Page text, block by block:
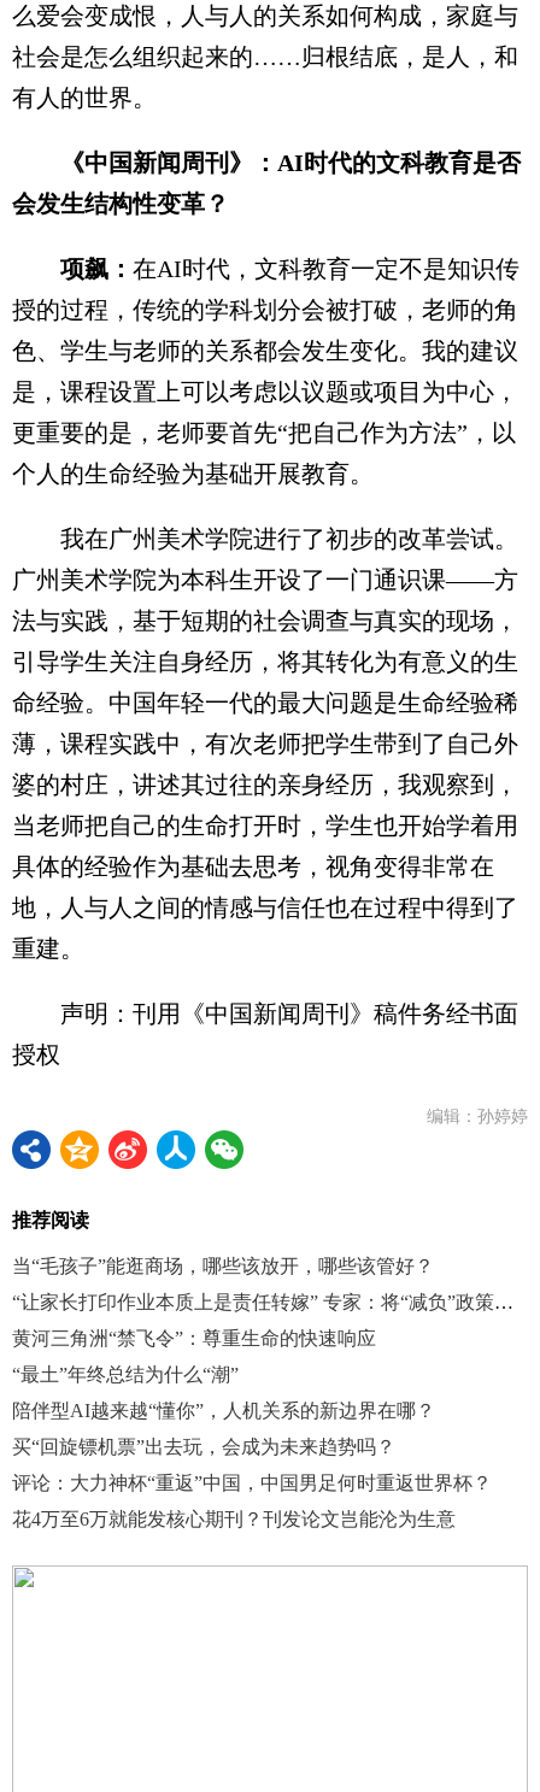
么爱会变成恨，人与人的关系如何构成，家庭与
社会是怎么组织起来的……归根结底，是人，和
有人的世界。
《中国新闻周刊》：AI时代的文科教育是否
会发生结构性变革？
项飙： 在AI时代，文科教育一定不是知识传
授的过程，传统的学科划分会被打破，老师的角
色、学生与老师的关系都会发生变化。我的建议
是，课程设置上可以考虑以议题或项目为中心，
更重要的是，老师要首先“把自己作为方法”，以
个人的生命经验为基础开展教育。
我在广州美术学院进行了初步的改革尝试。
广州美术学院为本科生开设了一门通识课——方
法与实践，基于短期的社会调查与真实的现场，
引导学生关注自身经历，将其转化为有意义的生
命经验。中国年轻一代的最大问题是生命经验稀
薄，课程实践中，有次老师把学生带到了自己外
婆的村庄，讲述其过往的亲身经历，我观察到，
当老师把自己的生命打开时，学生也开始学着用
具体的经验作为基础去思考，视角变得非常在
地，人与人之间的情感与信任也在过程中得到了
重建。
声明：刊用《中国新闻周刊》稿件务经书面
授权
编辑：孙婷婷
推荐阅读
当“毛孩子”能逛商场，哪些该放开，哪些该管好？
“让家长打印作业本质上是责任转嫁” 专家：将“减负”政策纳入教育督导评估体系
黄河三角洲“禁飞令”：尊重生命的快速响应
“最土”年终总结为什么“潮”
陪伴型AI越来越“懂你”，人机关系的新边界在哪？
买“回旋镖机票”出去玩，会成为未来趋势吗？
评论：大力神杯“重返”中国，中国男足何时重返世界杯？
花4万至6万就能发核心期刊？刊发论文岂能沦为生意